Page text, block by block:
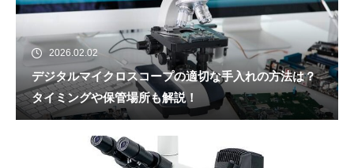
2026.02.02
デジタルマイクロスコープの適切な手入れの方法は？
タイミングや保管場所も解説！